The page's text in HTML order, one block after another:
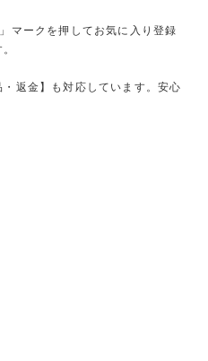
マークを押してお気に入り登録
返金】も対応しています。安心